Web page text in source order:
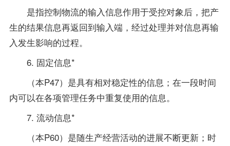
是指控制物流的输入信息作用于受控对象后，把产
生的结果信息再返回到输入端，经过处理并对信息再输
入发生影响的过程。
6. 固定信息*
（本P47）是具有相对稳定性的信息；在一段时间
内可以在各项管理任务中重复使用的信息。
7. 流动信息*
（本P60）是随生产经营活动的进展不断更新；时